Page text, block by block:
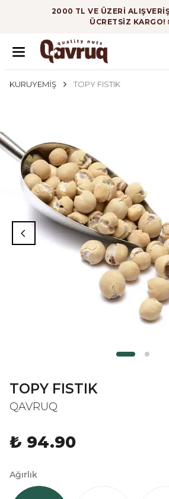
2000 TL VE ÜZERİ
ÜCRETSİZ KARGO!
KURUYEMİŞ TOPY FISTIK
TOPY FISTIK
QAVRUQ
₺ 94.90
Ağırlık